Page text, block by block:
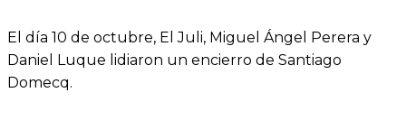
El día 10 de octubre, El Juli, Miguel Ángel Perera y
Daniel Luque lidiaron un encierro de Santiago
Domecq.